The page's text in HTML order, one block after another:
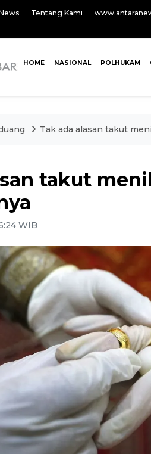
Tentang Kami
HOME NASIONAL POLHUKAM
Tak ada alasan takut
takut
WIB